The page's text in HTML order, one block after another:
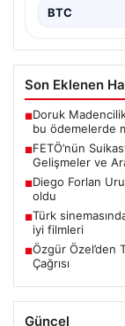
BTC
Son Eklenen
■Doruk
bu ödemelerde
■FETÖ’nün
Gelişmeler ve
■Diego Forlan
oldu
■Türk
iyi filmleri
■Özgür Özel’den
Çağrısı
Güncel